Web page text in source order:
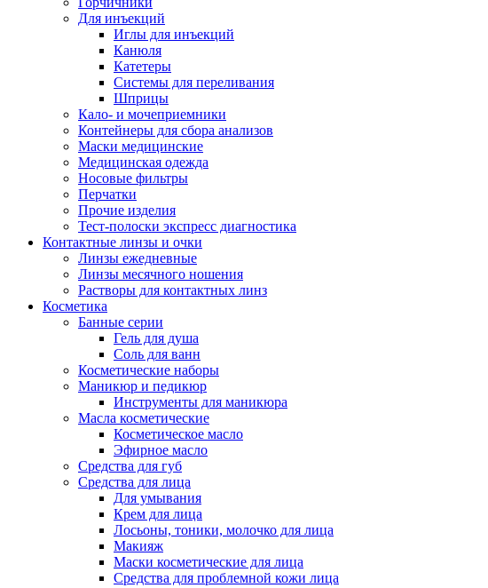
Для инъекций
Иглы для инъекций
Канюля
Катетеры
Системы для переливания
Шприцы
Кало- и мочеприемники
Контейнеры для сбора анализов
Маски медицинские
Медицинская одежда
Носовые фильтры
Перчатки
Прочие изделия
Тест-полоски экспресс диагностика
Контактные линзы и очки
Линзы ежедневные
Линзы месячного ношения
Растворы для контактных линз
Косметика
Банные серии
Гель для душа
Соль для ванн
Косметические наборы
Маникюр и педикюр
Инструменты для маникюра
Масла косметические
Косметическое масло
Эфирное масло
Средства для губ
Средства для лица
Для умывания
Крем для лица
Лосьоны, тоники, молочко для лица
Макияж
Маски косметические для лица
Средства для проблемной кожи лица